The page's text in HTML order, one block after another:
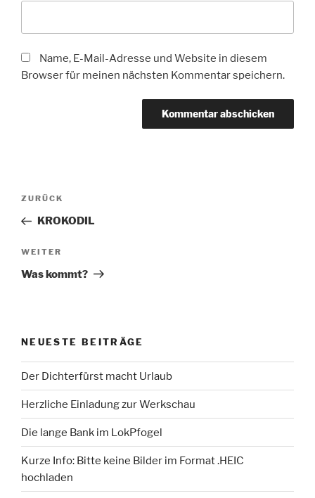
Name, E-Mail-Adresse und Website in diesem
Browser für meinen nächsten Kommentar speichern.
Beitragsnavigation
Vorheriger
Beitrag
ZURÜCK
KROKODIL
Nächster
Beitrag
WEITER
Was kommt?
NEUESTE BEITRÄGE
Der Dichterfürst macht Urlaub
Herzliche Einladung zur Werkschau
Die lange Bank im LokPfogel
Kurze Info: Bitte keine Bilder im Format .HEIC
hochladen